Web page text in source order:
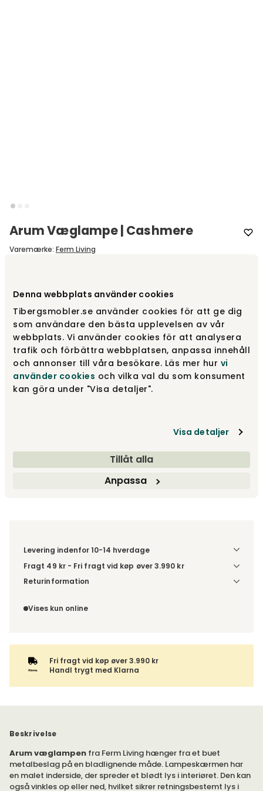
Denna webbplats använder cookies
Tibergsmobler.se använder cookies för att ge dig
som användare den bästa upplevelsen av vår
webbplats. Vi använder cookies för att analysera
trafik och förbättra webbplatsen, anpassa innehåll
och annonser till våra besökare. Läs mer hur vi
använder cookies och vilka val du som konsument
kan göra under "Visa detaljer".
Visa detaljer
Tillåt alla
Anpassa
Arum Væglampe | Cashmere
Varemærke: Ferm Living
Cashmere 1 797 kr
Black 1 797 kr
Læg i kurv
Fri fragt vid køp øver 3.990 kr
Levering indenfor 10-14 hverdage
Fragt 49 kr - Fri fragt vid køp øver 3.990 kr
Denne vare sendes til et udleveringssted. Du vælger selv i
leveres til et udleveringssted eller direkte til din adresse –
med samme leveringsmetode.
Returinformation
ordre.
Vises kun online
Fri fragt vid køp øver 3.990 kr
Handl trygt med Klarna
Beskrivelse
Arum væglampen fra Ferm Living hænger fra et buet
metalbeslag på en bladlignende måde. Lampeskærmen har
en malet inderside, der spreder et blødt lys i interiøret. Den kan
også vinkles op eller ned, hvilket sikrer retningsbestemt lys i